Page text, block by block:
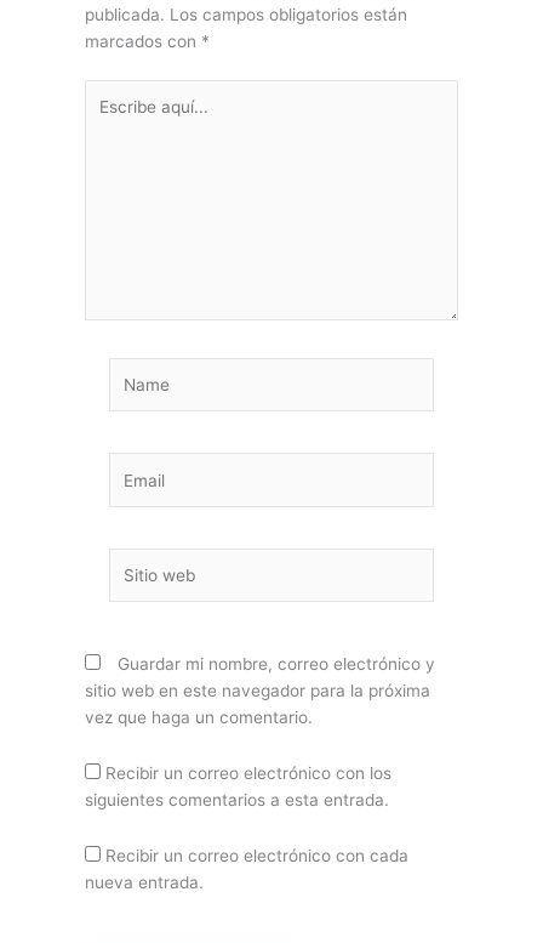
publicada. Los campos obligatorios están
marcados con *
aquí...
web
Guardar mi nombre, correo electrónico y
sitio web en este navegador para la próxima
vez que haga un comentario.
Recibir un correo electrónico con los
siguientes comentarios a esta entrada.
Recibir un correo electrónico con cada
nueva entrada.